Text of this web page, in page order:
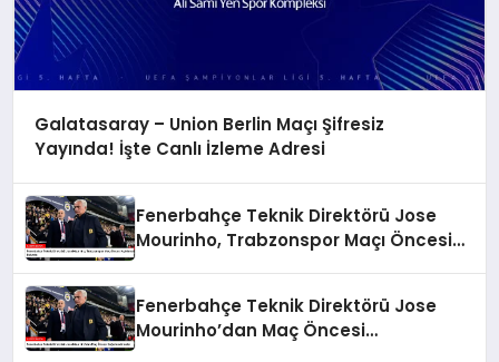
Galatasaray – Union Berlin Maçı Şifresiz
Yayında! İşte Canlı İzleme Adresi
Fenerbahçe Teknik Direktörü Jose
Mourinho, Trabzonspor Maçı Öncesi
Fenerbahçe Teknik Direktörü Jose
Mourinho’dan Maç Öncesi